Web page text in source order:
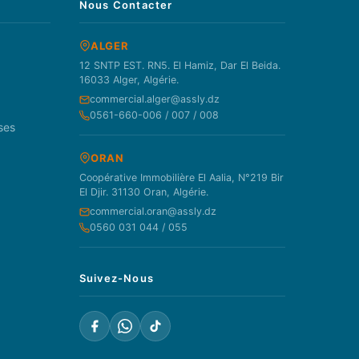
Nous Contacter
ALGER
12 SNTP EST. RN5. El Hamiz, Dar El Beida.
16033 Alger, Algérie.
commercial.alger@assly.dz
0561-660-006 / 007 / 008
ORAN
Coopérative Immobilière El Aalia, N°219 Bir
El Djir. 31130 Oran, Algérie.
commercial.oran@assly.dz
0560 031 044 / 055
Suivez-Nous